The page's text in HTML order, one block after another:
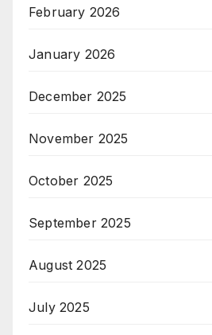
February 2026
January 2026
December 2025
November 2025
October 2025
September 2025
August 2025
July 2025